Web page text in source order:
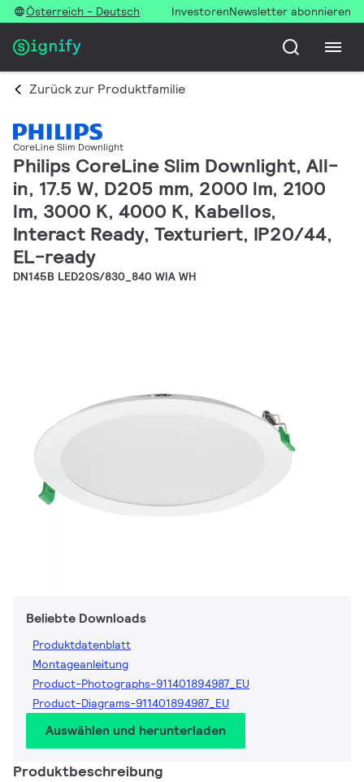
Österreich - Deutsch InvestorenNewsletter abonnieren
Zurück zur Produktfamilie
CoreLine Slim Downlight
Philips CoreLine Slim Downlight, All-
in, 17.5 W, D205 mm, 2000 lm, 2100
lm, 3000 K, 4000 K, Kabellos,
Interact Ready, Texturiert, IP20/44,
EL-ready
DN145B LED20S/830_840 WIA WH
Beliebte Downloads
Produktdatenblatt
Montageanleitung
Product-Photographs-911401894987_EU
Product-Diagrams-911401894987_EU
Auswählen und herunterladen
Produktbeschreibung